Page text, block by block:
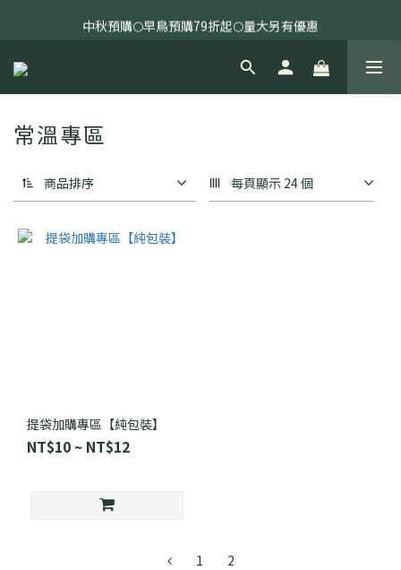
全館消費滿指定金額免運🔥
中秋預購🌕早鳥預購79折起🌕量大另有優惠
全館消費滿指定金額免運🔥
常溫專區
商品排序 每頁顯示 24 個
提袋加購專區【純包裝】
NT$10 ~ NT$12
1 2